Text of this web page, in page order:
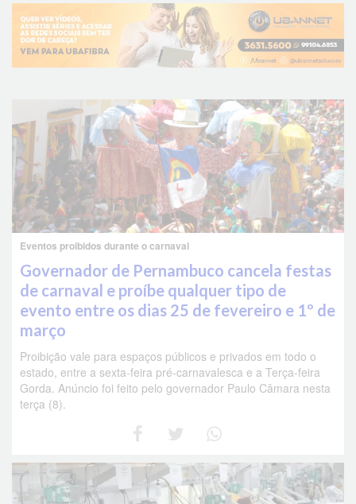
Eventos proibidos durante o carnaval
Governador de Pernambuco cancela festas
de carnaval e proíbe qualquer tipo de
evento entre os dias 25 de fevereiro e 1º de
março
Proibição vale para espaços públicos e privados em todo o
estado, entre a sexta-feira pré-carnavalesca e a Terça-feira
Gorda. Anúncio foi feito pelo governador Paulo Câmara nesta
terça (8).